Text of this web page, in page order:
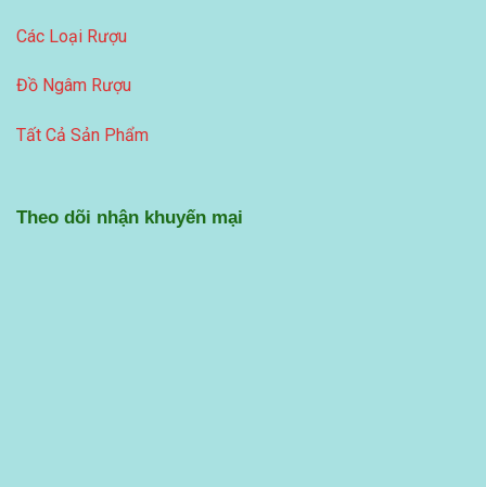
Các Loại Rượu
Đồ Ngâm Rượu
Tất Cả Sản Phẩm
Theo dõi nhận khuyến mại